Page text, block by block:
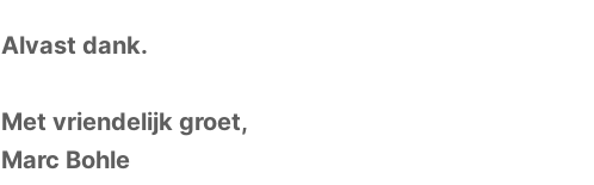
Alvast dank.
Met vriendelijk groet,
Marc Bohle